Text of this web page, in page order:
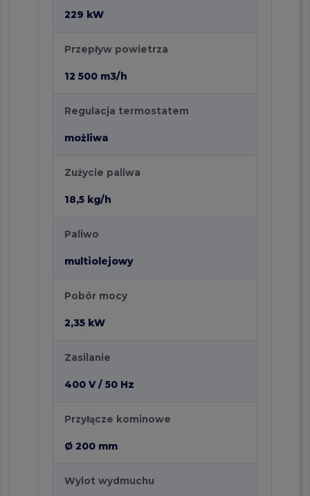
229 kW
Przepływ powietrza
12 500 m3/h
Regulacja termostatem
możliwa
Zużycie paliwa
18,5 kg/h
Paliwo
multiolejowy
Pobór mocy
2,35 kW
Zasilanie
400 V / 50 Hz
Przyłącze kominowe
Ø 200 mm
Wylot wydmuchu